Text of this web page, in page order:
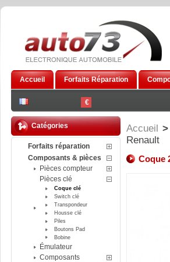
€
Accueil Forfaits Réparation
Catégories
Forfaits réparation
Composants & pièces
Pièces compteur
Pièces clé
Coque clé
Switch clé
Transpondeur
Housse clé
Piles
Boutons Pad
Bobine
Émulateur
Composants
Accueil >
Renault
Coque